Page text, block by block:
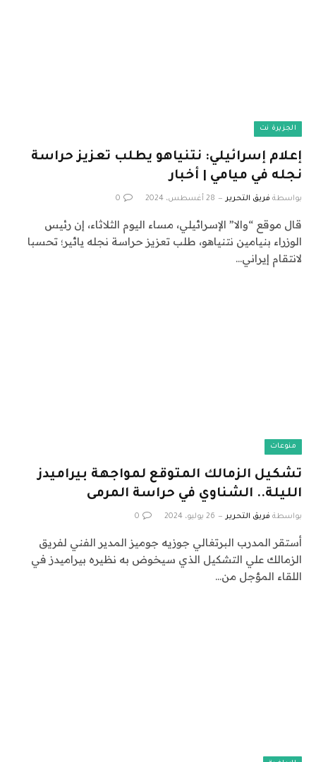
الجزيرة نت
إعلام إسرائيلي: نتنياهو يطلب تعزيز حراسة
نجله في ميامي | أخبار
بواسطة فريق التحرير 28 أغسطس، 2024 0
قال موقع “والا” الإسرائيلي، مساء اليوم الثلاثاء، إن رئيس
الوزراء بنيامين نتنياهو، طلب تعزيز حراسة نجله يائير؛ تحسبا
لانتقام إيراني…
منوعات
تشكيل الزمالك المتوقع لمواجهة بيراميدز
الليلة.. الشناوي في حراسة المرمى
بواسطة فريق التحرير 26 يوليو، 2024 0
أستقر المدرب البرتغالي جوزيه جوميز المدير الفني لفريق
الزمالك علي التشكيل الذي سيخوض به نظيره بيراميدز في
اللقاء المؤجل من…